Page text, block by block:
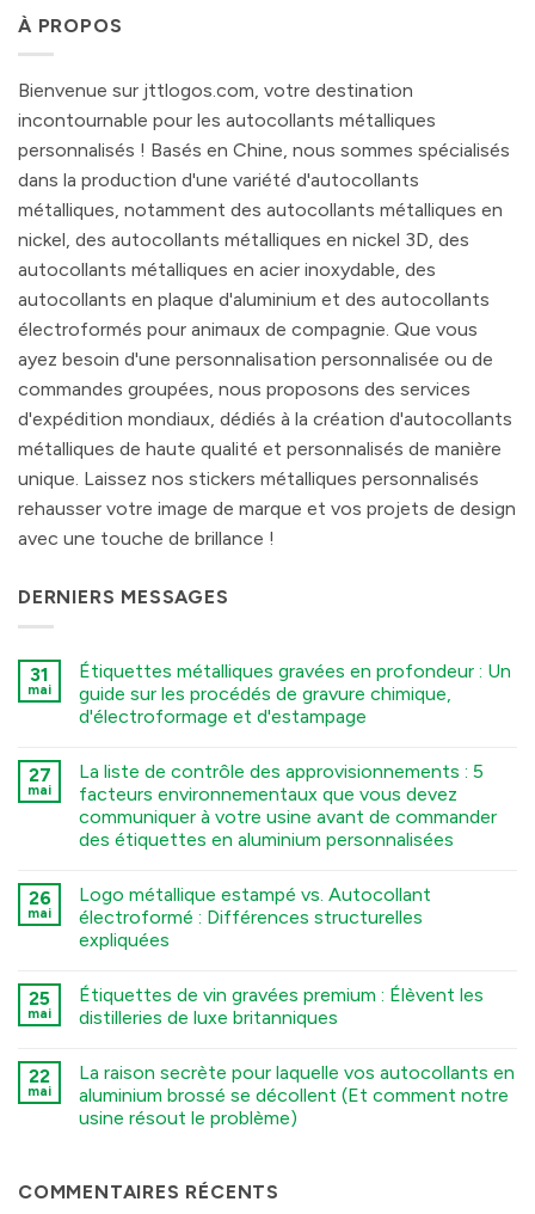
À PROPOS
Bienvenue sur jttlogos.com, votre destination
incontournable pour les autocollants métalliques
personnalisés ! Basés en Chine, nous sommes spécialisés
dans la production d'une variété d'autocollants
métalliques, notamment des autocollants métalliques en
nickel, des autocollants métalliques en nickel 3D, des
autocollants métalliques en acier inoxydable, des
autocollants en plaque d'aluminium et des autocollants
électroformés pour animaux de compagnie. Que vous
ayez besoin d'une personnalisation personnalisée ou de
commandes groupées, nous proposons des services
d'expédition mondiaux, dédiés à la création d'autocollants
métalliques de haute qualité et personnalisés de manière
unique. Laissez nos stickers métalliques personnalisés
rehausser votre image de marque et vos projets de design
avec une touche de brillance !
DERNIERS MESSAGES
31
mai
Étiquettes métalliques gravées en profondeur : Un
guide sur les procédés de gravure chimique,
d'électroformage et d'estampage
नहीं
Deep
Engraving
Metal
Nametags:
A
Chemical
Etching,
Electroforming,
and
में
27
mai
La liste de contrôle des approvisionnements : 5
facteurs environnementaux que vous devez
communiquer à votre usine avant de commander
des étiquettes en aluminium personnalisées
नहीं
The
Sourcing
Checklist:
Factors
You
Must
Factory
Before
Ordering
Custom
Aluminum
26
mai
Logo métallique estampé vs. Autocollant
électroformé : Différences structurelles
expliquées
नहीं
Stamped
Metal
Electroformed
Sticker:
Structural
Differences
25
mai
Étiquettes de vin gravées premium : Élèvent les
distilleries de luxe britanniques
नहीं
Premium
Embossed
Wine
Distilleries
22
mai
La raison secrète pour laquelle vos autocollants en
aluminium brossé se décollent (Et comment notre
usine résout le problème)
The
Secret
COMMENTAIRES RÉCENTS